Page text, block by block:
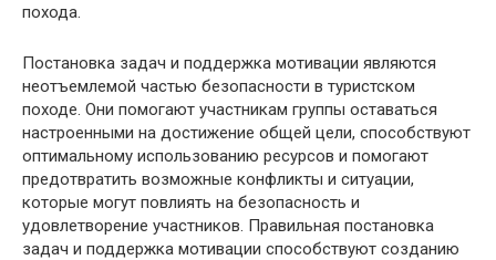
похода.
Постановка задач и поддержка мотивации являются
неотъемлемой частью безопасности в туристском
походе. Они помогают участникам группы оставаться
настроенными на достижение общей цели, способствуют
оптимальному использованию ресурсов и помогают
предотвратить возможные конфликты и ситуации,
которые могут повлиять на безопасность и
удовлетворение участников. Правильная постановка
задач и поддержка мотивации способствуют созданию